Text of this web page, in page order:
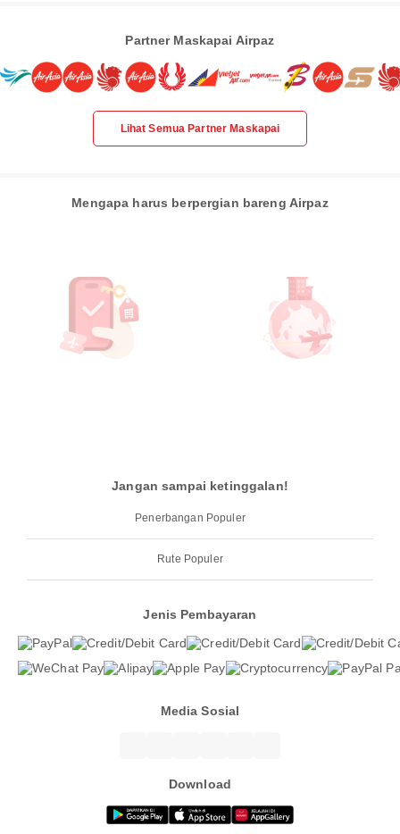
Partner Maskapai Airpaz
Lihat Semua Partner Maskapai
Mengapa harus berpergian bareng Airpaz
Jangan sampai ketinggalan!
Penerbangan Populer
Rute Populer
Jenis Pembayaran
Media Sosial
Download